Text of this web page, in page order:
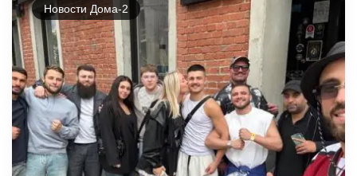
Новости Дома-2